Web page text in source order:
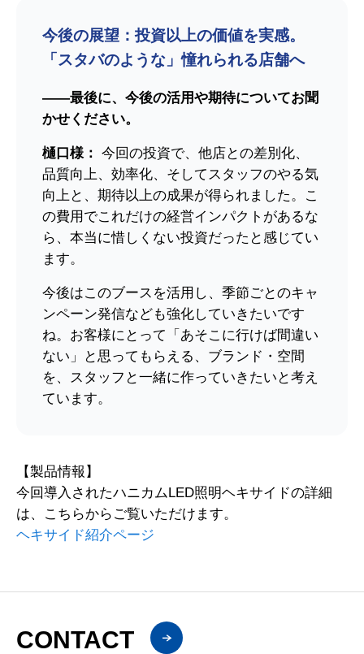
今後の展望：投資以上の価値を実感。
「スタバのような」憧れられる店舗へ
――最後に、今後の活用や期待についてお聞
かせください。
樋口様： 今回の投資で、他店との差別化、
品質向上、効率化、そしてスタッフのやる気
向上と、期待以上の成果が得られました。こ
の費用でこれだけの経営インパクトがあるな
ら、本当に惜しくない投資だったと感じてい
ます。
今後はこのブースを活用し、季節ごとのキャ
ンペーン発信なども強化していきたいです
ね。お客様にとって「あそこに行けば間違い
ない」と思ってもらえる、ブランド・空間
を、スタッフと一緒に作っていきたいと考え
ています。
【製品情報】
今回導入されたハニカムLED照明ヘキサイドの詳細
は、こちらからご覧いただけます。
ヘキサイド紹介ページ
CONTACT